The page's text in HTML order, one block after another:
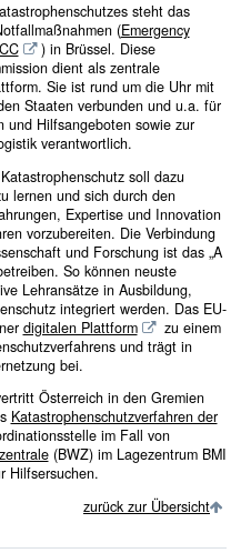
steht das
(Emergency
) in Brüssel. Diese
dient als zentrale
Sie ist rund um die Uhr mit
Staaten verbunden und u.a. für
und Hilfsangeboten sowie zur
verantwortlich.
soll dazu
lernen und sich durch den
Expertise und Innovation
vorzubereiten. Die Verbindung
und Forschung ist das „A
So können neuste
Lehransätze in Ausbildung,
integriert werden. Das EU-
digitalen Plattform
zu einem
und trägt in
bei.
Österreich in den Gremien
Katastrophenschutzverfahren der
im Fall von
(BWZ) im Lagezentrum BMI
Hilfsersuchen.
zurück zur Übersicht